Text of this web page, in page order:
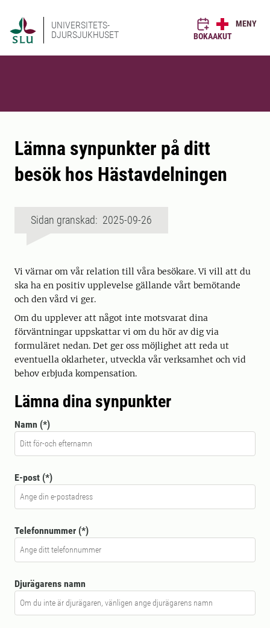
UNIVERSITETS-
DJURSJUKHUSET
BOKAAKUT
MENY
Lämna synpunkter på ditt
besök hos Hästavdelningen
Sidan granskad: 2025-09-26
Vi värnar om vår relation till våra besökare. Vi vill att du
ska ha en positiv upplevelse gällande vårt bemötande
och den vård vi ger.
Om du upplever att något inte motsvarat dina
förväntningar uppskattar vi om du hör av dig via
formuläret nedan. Det ger oss möjlighet att reda ut
eventuella oklarheter, utveckla vår verksamhet och vid
behov erbjuda kompensation.
Lämna dina synpunkter
Namn
E-post
Telefonnummer
Djurägarens namn